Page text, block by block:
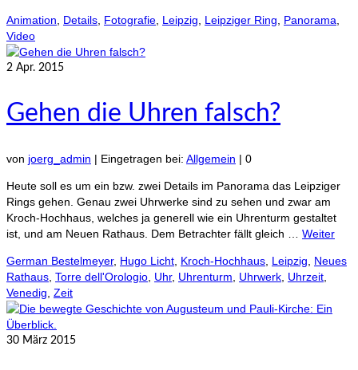
Animation, Details, Fotografie, Leipzig, Leipziger Ring, Panorama,
Video
2 Apr. 2015
Gehen die Uhren falsch?
von joerg_admin | Eingetragen bei: Allgemein | 0
Heute soll es um ein bzw. zwei Details im Panorama das Leipziger
Rings gehen. Genau zwei Uhrwerke sind zu sehen und zwar am
Kroch-Hochhaus, welches ja generell wie ein Uhrenturm gestaltet
ist, und am Neuen Rathaus. Dem Betrachter fällt gleich … Weiter
German Bestelmeyer, Hugo Licht Kroch-Hochhaus Leipzig
Neues
Rathaus Torre dell'Orologio Uhr, Uhrenturm Uhrwerk Uhrzeit
Venedig Zeit
30 März 2015